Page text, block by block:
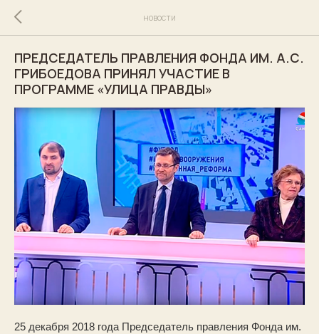
новости
ПРЕДСЕДАТЕЛЬ ПРАВЛЕНИЯ ФОНДА ИМ. А.С.
ГРИБОЕДОВА ПРИНЯЛ УЧАСТИЕ В
ПРОГРАММЕ «УЛИЦА ПРАВДЫ»
25 декабря 2018 года Председатель правления Фонда им.